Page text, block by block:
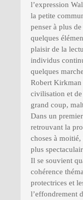
l’expression
la petite
penser à plus
quelques
plaisir de la
individus
quelques
Robert Kirkman
civilisation et
grand coup,
Dans un
retrouvant la
choses à
plus
Il se souvient
cohérence
protectrices et
l’effondrement